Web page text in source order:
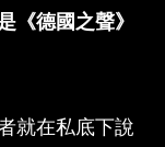
《德國之聲》
就在私底下說